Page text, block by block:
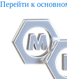
Перейти к